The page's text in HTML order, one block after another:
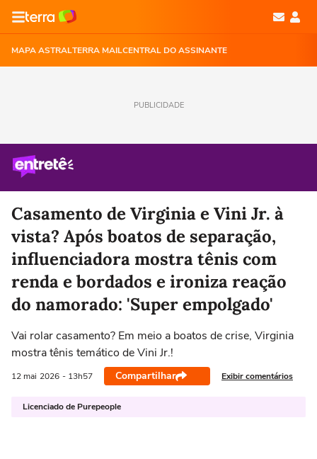
MAPA ASTRALTERRA MAILCENTRAL DO ASSINANTE
PUBLICIDADE
Casamento de Virginia e Vini Jr. à
vista? Após boatos de separação,
influenciadora mostra tênis com
renda e bordados e ironiza reação
do namorado: 'Super empolgado'
Vai rolar casamento? Em meio a boatos de crise, Virginia
mostra tênis temático de Vini Jr.!
12 mai 2026 - 13h57 Compartilhar Exibir comentários
Licenciado de Purepeople